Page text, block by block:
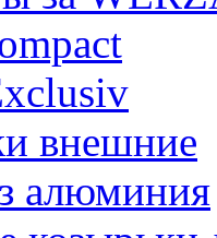
внешние
алюминия